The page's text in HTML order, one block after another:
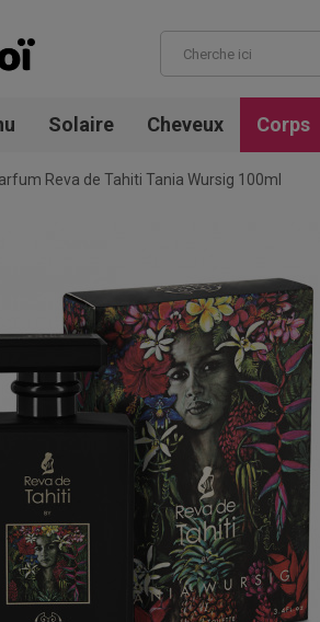
Solaire Cheveux Corps
Reva de Tahiti Tania Wursig 100ml